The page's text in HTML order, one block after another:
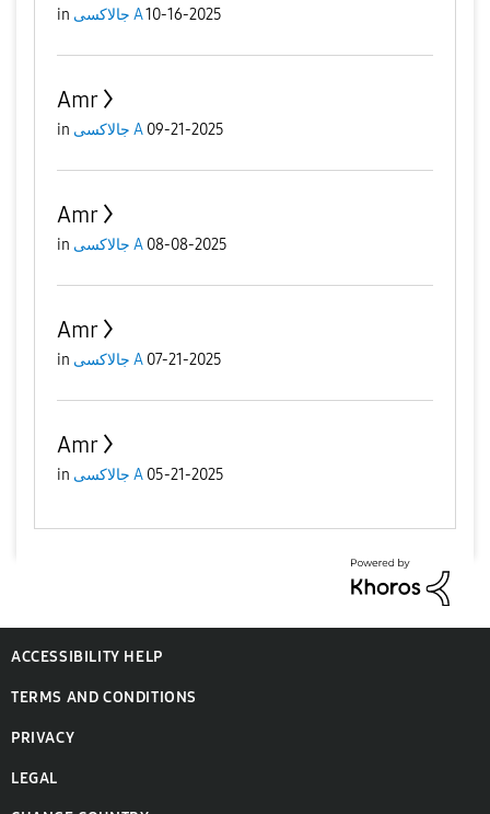
in جالاكسى A10-16-2025
Amr
in جالاكسى A 09-21-2025
Amr
in جالاكسى A 08-08-2025
Amr
in جالاكسى A 07-21-2025
Amr
in جالاكسى A 05-21-2025
ACCESSIBILITY HELP
TERMS AND CONDITIONS
PRIVACY
LEGAL